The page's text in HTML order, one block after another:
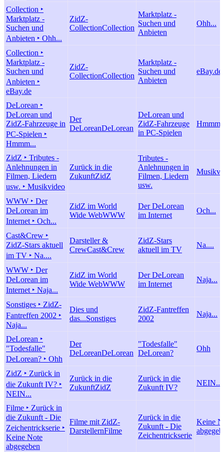
Collection ‣
Marktplatz -
Suchen und
Anbieten ‣ Ohh...
ZidZ-
CollectionCollection
Marktplatz -
Suchen und
Anbieten
Ohh...
Collection ‣
Marktplatz -
Suchen und
Anbieten ‣
eBay.de
ZidZ-
CollectionCollection
Marktplatz -
Suchen und
Anbieten
eBay.de
DeLorean ‣
DeLorean und
ZidZ-Fahrzeuge in
PC-Spielen ‣
Hmmm...
Der
DeLoreanDeLorean
DeLorean und
ZidZ-Fahrzeuge
in PC-Spielen
ZidZ ‣ Tributes -
Anlehnungen in
Filmen, Liedern
usw. ‣ Musikvideo
Zurück in die
ZukunftZidZ
Tributes -
Anlehnungen in
Filmen, Liedern
usw.
WWW ‣ Der
DeLorean im
Internet ‣ Och...
ZidZ im World
Wide WebWWW
Der DeLorean
im Internet
Och...
Cast&Crew ‣
ZidZ-Stars aktuell
im TV ‣ Na....
Darsteller &
CrewCast&Crew
ZidZ-Stars
aktuell im TV
Na....
WWW ‣ Der
DeLorean im
Internet ‣ Naja...
ZidZ im World
Wide WebWWW
Der DeLorean
im Internet
Naja...
Sonstiges ‣ ZidZ-
Fantreffen 2002 ‣
Naja...
Dies und
das...Sonstiges
ZidZ-Fantreffen
2002
Naja...
DeLorean ‣
"Todesfalle"
DeLorean? ‣ Ohh
Der
DeLoreanDeLorean
"Todesfalle"
DeLorean?
Ohh
ZidZ ‣ Zurück in
die Zukunft IV? ‣
NEIN...
Zurück in die
ZukunftZidZ
Zurück in die
Zukunft IV?
NEIN...
Filme ‣ Zurück in
die Zukunft - Die
Zeichentrickserie ‣
Keine Note
abgegeben
Filme mit ZidZ-
DarstellernFilme
Zurück in die
Zukunft - Die
Zeichentrickserie
Keine